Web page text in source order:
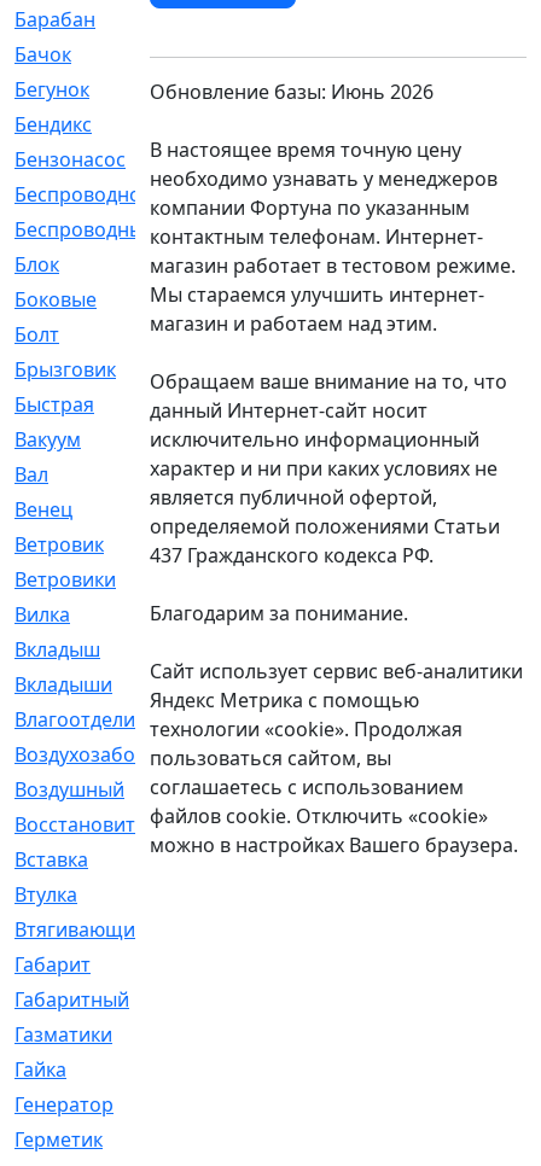
Барабан
Бачок
[40]
Бегунок
[21]
Бендикс
Бензонасос
[17]
Беспроводное
[2]
Беспроводные
[1]
Блок
[81]
Боковые
[4]
Болт
[247]
Брызговик
Быстрая
[2]
Вакуум
[23]
Вал
[194]
Венец
[16]
Ветровик
[132]
Ветровики
Вилка
[15]
Вкладыш
Вкладыши
[1131]
Влагоотделитель
[2]
Воздухозаборник
[2]
Воздушный
[1]
Восстановительный
[1]
Вставка
[168]
Втулка
Втягивающий
Габарит
Габаритный
Газматики
Гайка
Генератор
Герметик
Обновление базы: Июнь 2026
В настоящее время точную цену
необходимо узнавать у менеджеров
компании Фортуна по указанным
контактным телефонам. Интернет-
магазин работает в тестовом режиме.
Мы стараемся улучшить интернет-
магазин и работаем над этим.
Обращаем ваше внимание на то, что
данный Интернет-сайт носит
исключительно информационный
характер и ни при каких условиях не
является публичной офертой,
определяемой положениями Статьи
437 Гражданского кодекса РФ.
Благодарим за понимание.
Сайт использует сервис веб-аналитики
Яндекс Метрика с помощью
технологии «cookie». Продолжая
пользоваться сайтом, вы
соглашаетесь с использованием
файлов cookie. Отключить «cookie»
можно в настройках Вашего браузера.